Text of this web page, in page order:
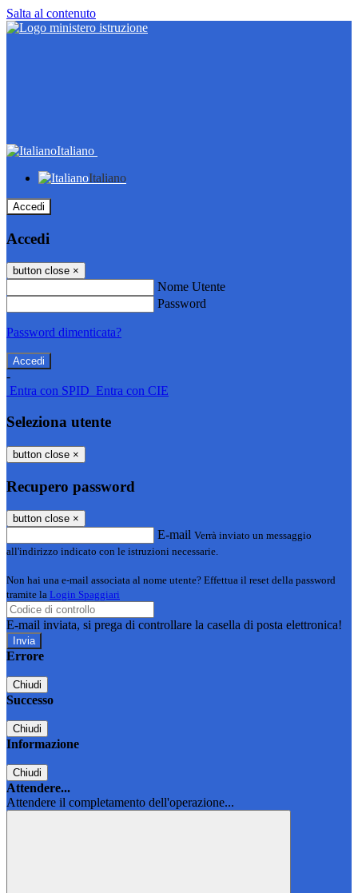
Salta al contenuto
Italiano
Italiano
Accedi
Accedi
button close ×
Nome Utente
Password
Password dimenticata?
-
Entra con SPID Entra con CIE
Seleziona utente
button close ×
Recupero password
button close ×
E-mail Verrà inviato un messaggio
all'indirizzo indicato con le istruzioni necessarie.
Non hai una e-mail associata al nome utente? Effettua il reset della password
tramite la Login Spaggiari
E-mail inviata, si prega di controllare la casella di posta elettronica!
Errore
Chiudi
Successo
Chiudi
Informazione
Chiudi
Attendere...
Attendere il completamento dell'operazione...